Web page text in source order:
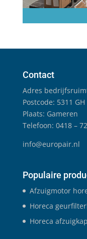
Contact
Adres
Postcode: 5311 GH
Plaats: Gameren
Telefoon: 0418 –
info@europair.nl
Populaire
Afzuigmotor
Horeca
Horeca